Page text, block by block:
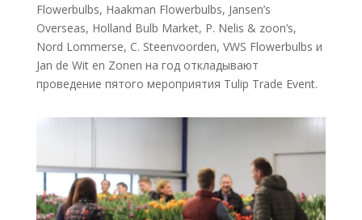
Flowerbulbs, Haakman Flowerbulbs, Jansen’s
Overseas, Holland Bulb Market, P. Nelis & zoon’s,
Nord Lommerse, C. Steenvoorden, VWS Flowerbulbs и
Jan de Wit en Zonen на год откладывают
проведение пятого мероприятия Tulip Trade Event.